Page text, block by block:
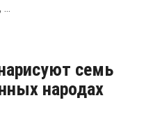
семь
народах